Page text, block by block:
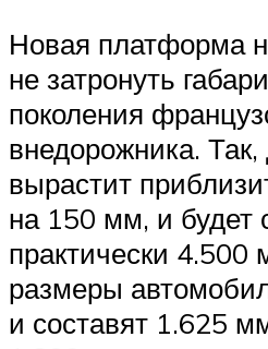
Новая платформа
не затронуть
поколения
внедорожника.
вырастит
на 150 мм, и будет
практически
размеры
и составят 1.625